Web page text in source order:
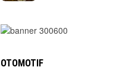
OTOMOTIF